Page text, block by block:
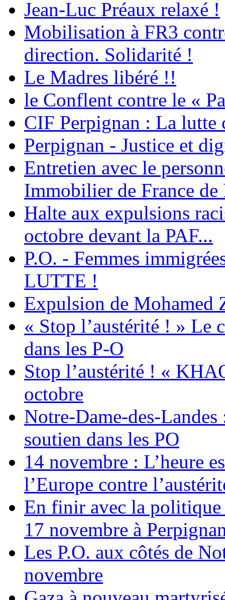
Jean-Luc Préaux relaxé !
Mobilisation à FR3
direction. Solidarité !
Le Madres libéré !!
le Conflent contre le «
CIF Perpignan : La lutte
Perpignan - Justice et
Entretien avec le
Immobilier de France de
Halte aux expulsions
octobre devant la PAF...
P.O. - Femmes
LUTTE !
Expulsion de Mohamed
« Stop l’austérité ! » Le
dans les P-O
Stop l’austérité ! «
octobre
Notre-Dame-des-
soutien dans les PO
14 novembre : L’heure
l’Europe contre
En finir avec la politique
17 novembre à
Les P.O. aux côtés de
novembre